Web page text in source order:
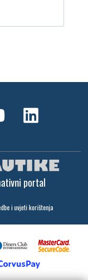
portal
i uvjeti korištenja